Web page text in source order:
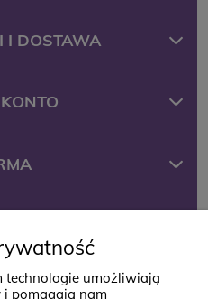
I DOSTAWA
Styki 12
technologie umożliwiają
i pomagają nam